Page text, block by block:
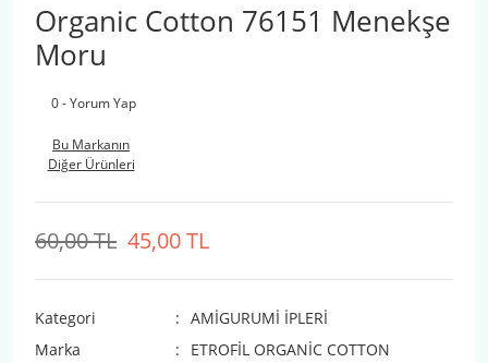
Organic Cotton 76151 Menekşe
Moru
0 - Yorum Yap
Bu Markanın
Diğer Ürünleri
45,00 TL
60,00 TL
Kategori
AMİGURUMİ İPLERİ
Marka
ETROFİL ORGANİC COTTON